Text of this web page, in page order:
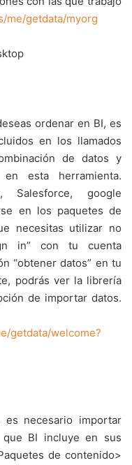
me/getdata/myorg
ordenar en BI, es
en los llamados
de datos y
esta herramienta.
Salesforce, google
en los paquetes de
necesitas utilizar no
in” con tu cuenta
“obtener datos” en tu
podrás ver la librería
de importar datos.
getdata/welcome?
es necesario importar
BI incluye en sus
de contenido>